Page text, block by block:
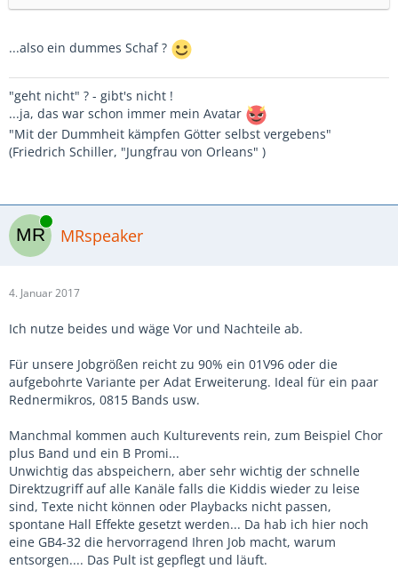
...also ein dummes Schaf ?
"geht nicht" ? - gibt's nicht !
...ja, das war schon immer mein Avatar
"Mit der Dummheit kämpfen Götter selbst vergebens"
(Friedrich Schiller, "Jungfrau von Orleans" )
Online
MRspeaker
4. Januar 2017
Ich nutze beides und wäge Vor und Nachteile ab.
Für unsere Jobgrößen reicht zu 90% ein 01V96 oder die
aufgebohrte Variante per Adat Erweiterung. Ideal für ein paar
Rednermikros, 0815 Bands usw.
Manchmal kommen auch Kulturevents rein, zum Beispiel Chor
plus Band und ein B Promi...
Unwichtig das abspeichern, aber sehr wichtig der schnelle
Direktzugriff auf alle Kanäle falls die Kiddis wieder zu leise
sind, Texte nicht können oder Playbacks nicht passen,
spontane Hall Effekte gesetzt werden... Da hab ich hier noch
eine GB4-32 die hervorragend Ihren Job macht, warum
entsorgen.... Das Pult ist gepflegt und läuft.